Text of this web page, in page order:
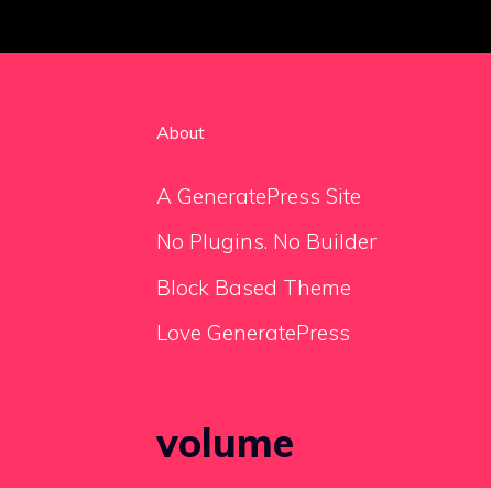
About
A GeneratePress Site
No Plugins. No Builder
Block Based Theme
Love GeneratePress
volume